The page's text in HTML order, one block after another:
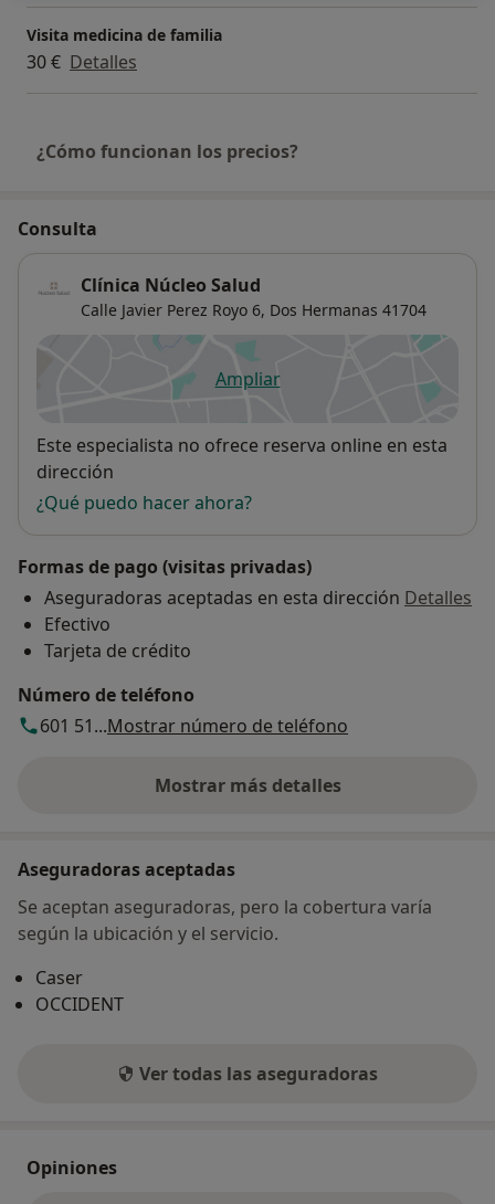
Visita medicina de familia
30 € Detalles
¿Cómo funcionan los precios?
Consulta
Clínica Núcleo Salud
Calle Javier Perez Royo 6, Dos Hermanas 41704
Ampliarse abre en una nueva
Disponibilidad
Este especialista no ofrece reserva online en esta
dirección
¿Qué puedo hacer ahora?
Formas de pago (visitas privadas)
Aseguradoras aceptadas en esta dirección Detalles
Efectivo
Tarjeta de crédito
Número de teléfono
601 51...Mostrar número de teléfono
Mostrar más detalles
sobre la dirección
Aseguradoras aceptadas
Se aceptan aseguradoras, pero la cobertura varía
según la ubicación y el servicio.
Caser
OCCIDENT
Ver todas las aseguradoras
Opiniones